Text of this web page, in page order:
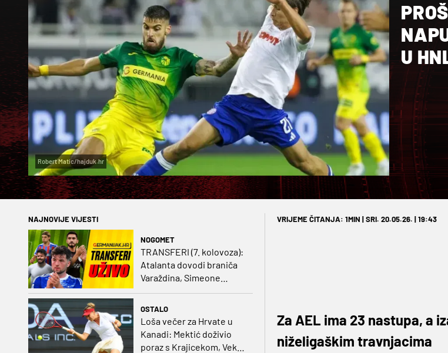
Robert Matic/hajduk.hr
U
NAJNOVIJE VIJESTI
NOGOMET
TRANSFERI (7. kolovoza):
Atalanta dovodi braniča
Varaždina, Simeone
dovodi stopera po svom
OSTALO
Loša večer za Hrvate u
Kanadi: Mektić doživio
poraz s Krajicekom, Vekić
VRIJEME ČITANJA: 1MIN | SRI. 20.05.26. | 19:43
Za AEL ima 23 nastupa, a
niželigaškim travnjacima